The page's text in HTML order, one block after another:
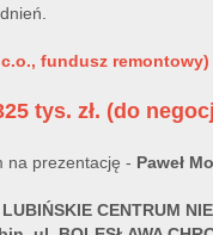
c.o., fundusz remontowy)
tys. zł. (do
na prezentację - Paweł
CENTRUM